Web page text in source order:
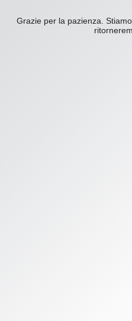
Grazie per la pazienza.